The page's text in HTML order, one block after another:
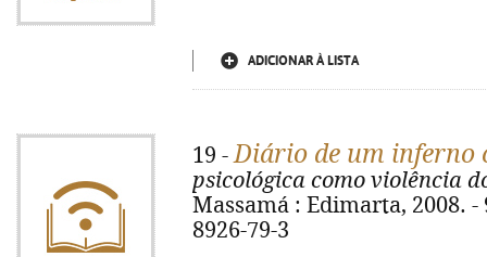
ADICIONAR À LISTA
19 -Diário de um inferno
psicológica como violência
Massamá : Edimarta, 2008. -
8926-79-3